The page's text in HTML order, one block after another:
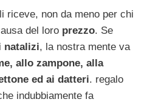
riceve, non da meno per chi
del loro prezzo. Se
natalizi, la nostra mente va
allo zampone, alla
ed ai datteri. regalo
indubbiamente fa